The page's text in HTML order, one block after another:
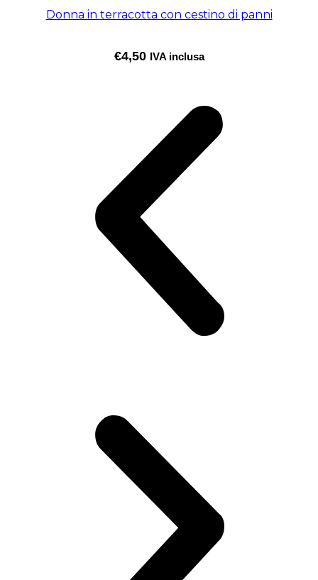
Donna in terracotta con cestino di panni
€4,50 IVA inclusa